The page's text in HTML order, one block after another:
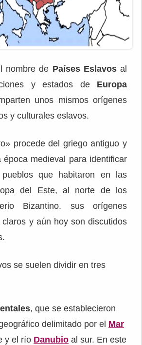
nombre de Países Eslavosal
y estados de Europa
unos mismos orígenes
y culturales eslavos.
procede del griego antiguo y
medieval para identificar
que habitaron en las
del Este, al norte de los
Bizantino. sus orígenes
claros y aún hoy son discutidos
se suelen dividir en tres
, que se establecieron
delimitado por el Mar
y el río Danubio al sur. En este